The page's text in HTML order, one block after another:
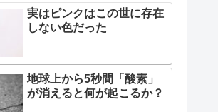
実はピンクはこの世に存在
しない色だった
地球上から5秒間「酸素」
が消えると何が起こるか？